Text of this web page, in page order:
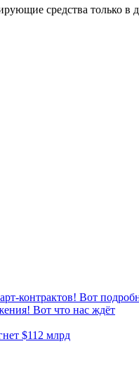
средства только
контрактов! Вот
Вот что нас ждёт
$112 млрд